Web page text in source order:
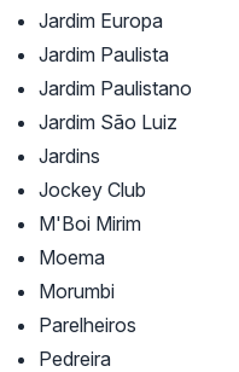
Jardim Europa
Jardim Paulista
Jardim Paulistano
Jardim São Luiz
Jardins
Jockey Club
M'Boi Mirim
Moema
Morumbi
Parelheiros
Pedreira